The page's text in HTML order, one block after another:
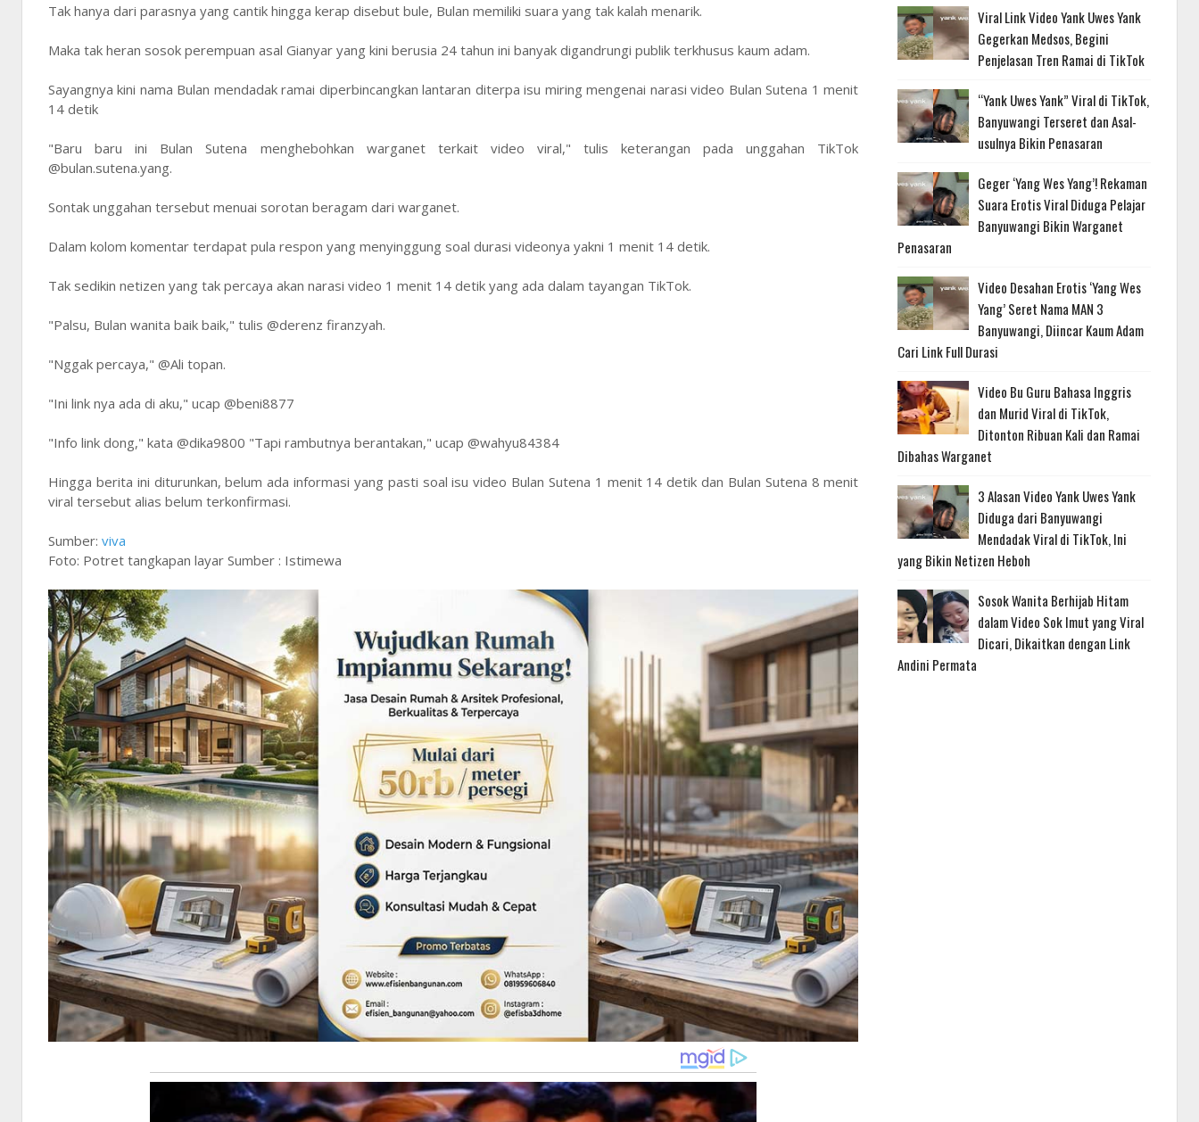
Tak hanya dari parasnya yang cantik hingga kerap disebut bule, Bulan memiliki suara yang tak kalah menarik.
Maka tak heran sosok perempuan asal Gianyar yang kini berusia 24 tahun ini banyak digandrungi publik terkhusus kaum adam.
Sayangnya kini nama Bulan mendadak ramai diperbincangkan lantaran diterpa isu miring mengenai narasi video Bulan Sutena 1 menit
14 detik
"Baru baru ini Bulan Sutena menghebohkan warganet terkait video viral," tulis keterangan pada unggahan TikTok
@bulan.sutena.yang.
Sontak unggahan tersebut menuai sorotan beragam dari warganet.
Dalam kolom komentar terdapat pula respon yang menyinggung soal durasi videonya yakni 1 menit 14 detik.
Tak sedikin netizen yang tak percaya akan narasi video 1 menit 14 detik yang ada dalam tayangan TikTok.
"Palsu, Bulan wanita baik baik," tulis @derenz firanzyah.
"Nggak percaya," @Ali topan.
"Ini link nya ada di aku," ucap @beni8877
"Info link dong," kata @dika9800 "Tapi rambutnya berantakan," ucap @wahyu84384
Hingga berita ini diturunkan, belum ada informasi yang pasti soal isu video Bulan Sutena 1 menit 14 detik dan Bulan Sutena 8 menit
viral tersebut alias belum terkonfirmasi.
Sumber: viva
Foto: Potret tangkapan layar Sumber : Istimewa
Viral Link Video Yank Uwes Yank
Gegerkan Medsos, Begini
Penjelasan Tren Ramai di TikTok
“Yank Uwes Yank” Viral di TikTok,
Banyuwangi Terseret dan Asal-
usulnya Bikin Penasaran
Geger ‘Yang Wes Yang’! Rekaman
Suara Erotis Viral Diduga Pelajar
Banyuwangi Bikin Warganet
Penasaran
Video Desahan Erotis ‘Yang Wes
Yang’ Seret Nama MAN 3
Banyuwangi, Diincar Kaum Adam
Cari Link Full Durasi
Video Bu Guru Bahasa Inggris
dan Murid Viral di TikTok,
Ditonton Ribuan Kali dan Ramai
Dibahas Warganet
3 Alasan Video Yank Uwes Yank
Diduga dari Banyuwangi
Mendadak Viral di TikTok, Ini
yang Bikin Netizen Heboh
Sosok Wanita Berhijab Hitam
dalam Video Sok Imut yang Viral
Dicari, Dikaitkan dengan Link
Andini Permata